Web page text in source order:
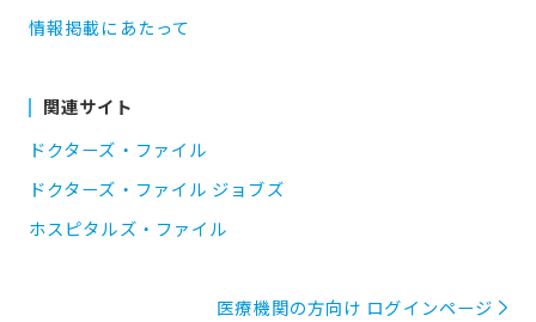
情報掲載にあたって
関連サイト
ドクターズ・ファイル
ドクターズ・ファイル ジョブズ
ホスピタルズ・ファイル
医療機関の方向け ログインページ